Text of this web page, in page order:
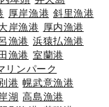
厚岸漁港 斜里漁港
岸漁港 厚内漁港
漁港 浜猿払漁港
漁港 室蘭港
リンパーク
港 幌武意漁港
湖 高島漁港